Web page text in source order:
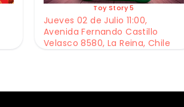
Toy Story 5
Jueves 02 de Julio 11:00,
Avenida Fernando Castillo
Velasco 8580, La Reina, Chile